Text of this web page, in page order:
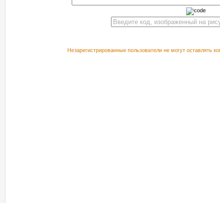
Незарегистрированные пользователи не могут оставлять